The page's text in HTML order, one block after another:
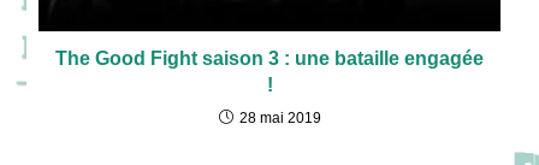
The Good Fight saison 3 : une bataille engagée
!
28 mai 2019